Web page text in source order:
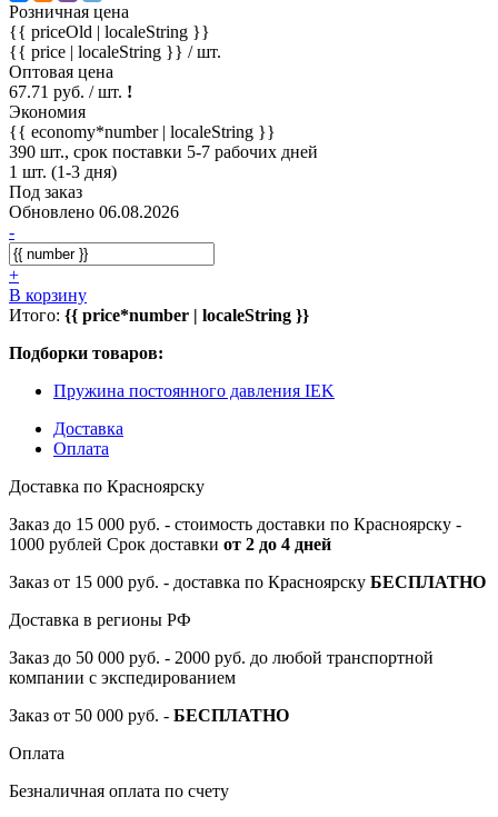
Розничная цена
{{ priceOld | localeString }}
{{ price | localeString }} / шт.
Оптовая цена
67.71 руб. / шт. !
Экономия
{{ economy*number | localeString }}
390 шт., срок поставки 5-7 рабочих дней
1 шт. (1-3 дня)
Под заказ
Обновлено 06.08.2026
-
+
В корзину
Итого: {{ price*number | localeString }}
Подборки товаров:
Пружина постоянного давления IEK
Доставка
Оплата
Доставка по Красноярску
Заказ до 15 000 руб. - стоимость доставки по Красноярску -
1000 рублей Срок доставки от 2 до 4 дней
Заказ от 15 000 руб. - доставка по Красноярску БЕСПЛАТНО
Доставка в регионы РФ
Заказ до 50 000 руб. - 2000 руб. до любой транспортной
компании с экспедированием
Заказ от 50 000 руб. - БЕСПЛАТНО
Оплата
Безналичная оплата по счету